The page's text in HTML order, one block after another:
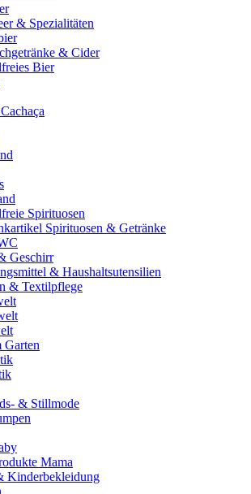
& Spezialitäten
& Cider
Bier
Spirituosen
Spirituosen & Getränke
Geschirr
& Haushaltsutensilien
& Textilpflege
Garten
& Stillmode
Mama
Kinderbekleidung